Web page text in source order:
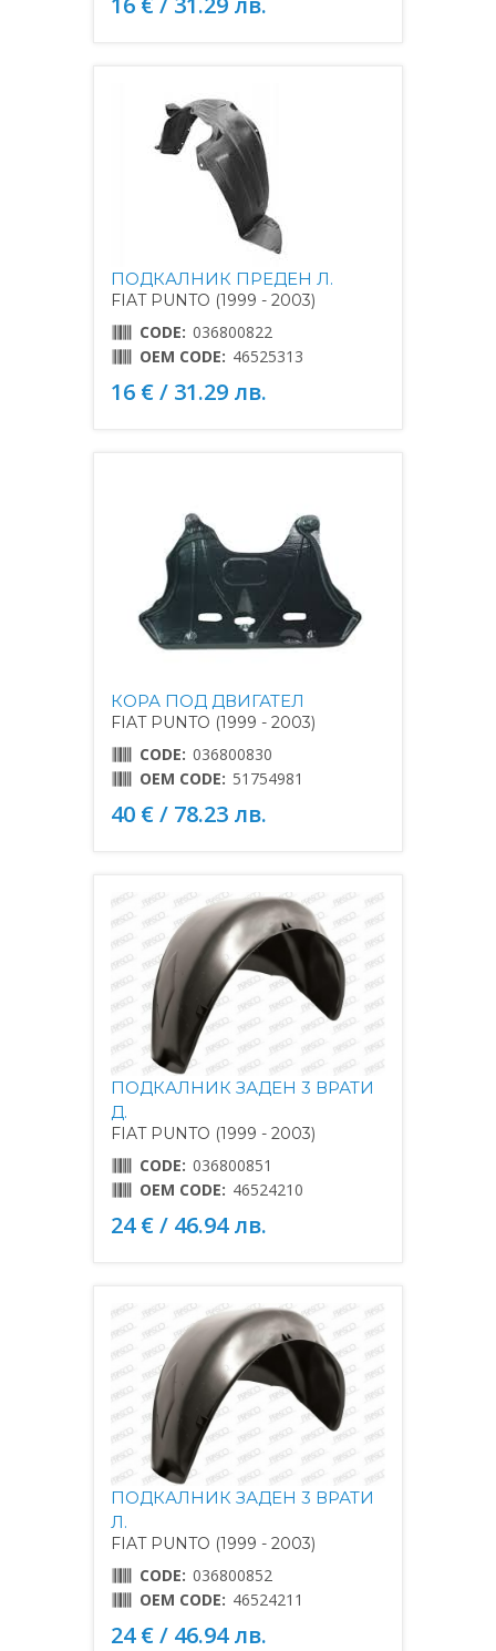
ПОДКАЛНИК ПРЕДЕН Л.
FIAT PUNTO (1999 - 2003)
CODE: 036800822
OEM CODE: 46525313
16 € / 31.29 лв.
КОРА ПОД ДВИГАТЕЛ
FIAT PUNTO (1999 - 2003)
CODE: 036800830
OEM CODE: 51754981
40 € / 78.23 лв.
ПОДКАЛНИК ЗАДЕН 3 ВРАТИ
Д.
FIAT PUNTO (1999 - 2003)
CODE: 036800851
OEM CODE: 46524210
24 € / 46.94 лв.
ПОДКАЛНИК ЗАДЕН 3 ВРАТИ
Л.
FIAT PUNTO (1999 - 2003)
CODE: 036800852
OEM CODE: 46524211
24 € / 46.94 лв.